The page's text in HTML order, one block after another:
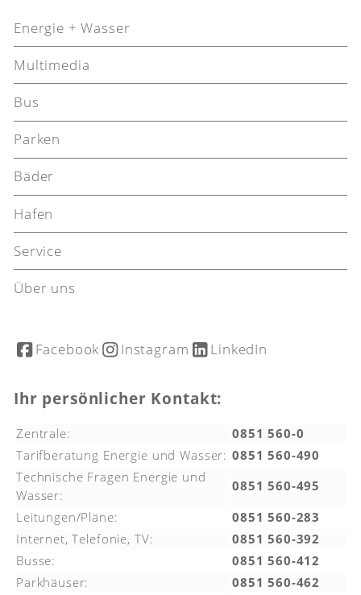
Energie + Wasser
Multimedia
Bus
Parken
Bäder
Hafen
Service
Über uns
Facebook Instagram LinkedIn
Ihr persönlicher Kontakt:
Zentrale:
0851 560-0
Tarifberatung Energie und Wasser: 0851 560-490
Technische Fragen Energie und
Wasser:
0851 560-495
Leitungen/Pläne:
0851 560-283
Internet, Telefonie, TV:
0851 560-392
Busse:
0851 560-412
Parkhäuser:
0851 560-462